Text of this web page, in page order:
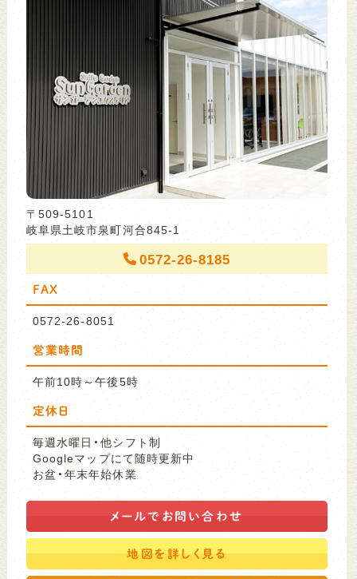
〒509-5101
岐阜県土岐市泉町河合845-1
0572-26-8185
FAX
0572-26-8051
営業時間
午前10時～午後5時
定休日
毎週水曜日・他シフト制
Googleマップにて随時更新中
お盆・年末年始休業
メールで お問い合わせ
地図を詳しく見る